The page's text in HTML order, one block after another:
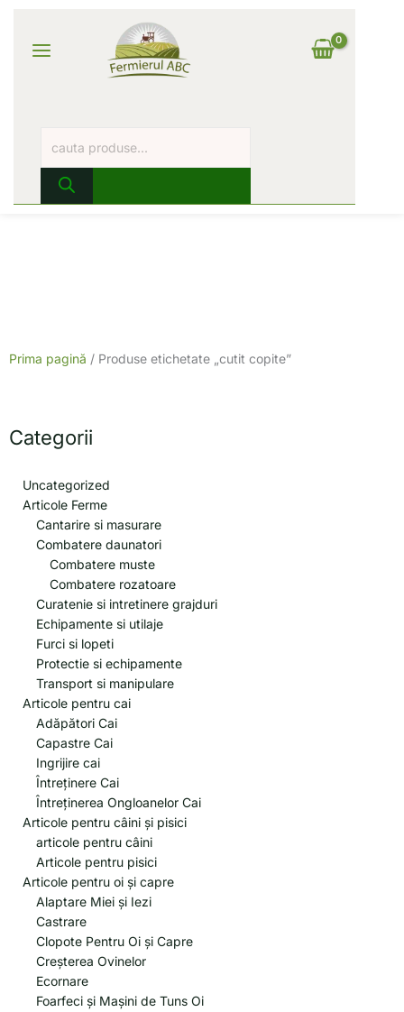
contentMenu
Prima pagină / Produse etichetate „cutit copite”
Categorii
Uncategorized
Articole Ferme
Cantarire si masurare
Combatere daunatori
Combatere muste
Combatere rozatoare
Curatenie si intretinere grajduri
Echipamente si utilaje
Furci si lopeti
Protectie si echipamente
Transport si manipulare
Articole pentru cai
Adăpători Cai
Capastre Cai
Ingrijire cai
Întreținere Cai
Întreținerea Ongloanelor Cai
Articole pentru câini și pisici
articole pentru câini
Articole pentru pisici
Articole pentru oi și capre
Alaptare Miei și Iezi
Castrare
Clopote Pentru Oi și Capre
Creșterea Ovinelor
Ecornare
Foarfeci și Mașini de Tuns Oi